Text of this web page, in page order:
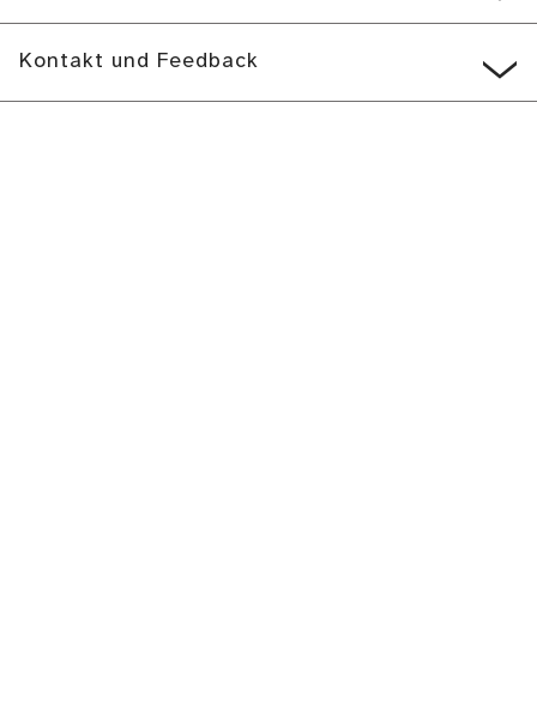
Kontakt und Feedback